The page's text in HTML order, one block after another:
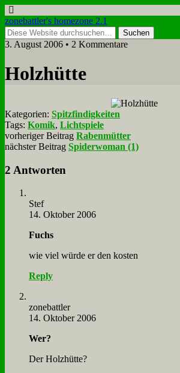
zonebattler's homezone 2.1
3. August 2006 • 2 Kommentare
Holz­hüt­te
Kategorien: Spitzfindigkeiten
Tags: Komik, Lichtspiele
vorheriger Beitrag Rabenmütter
nächster Beitrag Spiderwoman (1)
2 Antworten
Stef
14. Oktober 2006
Fuchs
wie viel wür­de er den ko­sten
Reply
zone­batt­ler
14. Oktober 2006
Wer?
Der Holz­hüt­te?